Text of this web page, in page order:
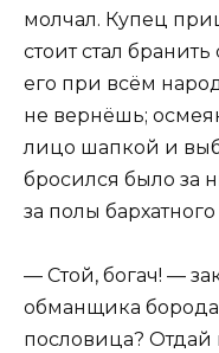
молчал. Купец
стоит стал
его при всём
не вернёшь;
лицо шапкой и
бросился было за
за полы бархатного
— Стой, богач! —
обманщика борода
пословица?